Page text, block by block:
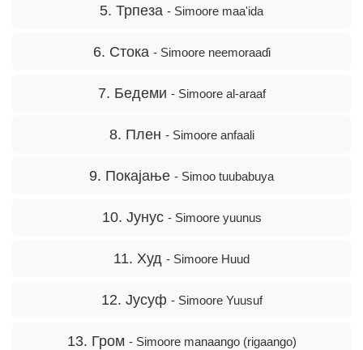
5. Трпеза - Simoore maa'ida
6. Стока - Simoore neemoraaɗi
7. Бедеми - Simoore al-araaf
8. Плен - Simoore anfaali
9. Покајање - Simoo tuubabuya
10. Јунус - Simoore yuunus
11. Худ - Simoore Huud
12. Јусуф - Simoore Yuusuf
13. Гром - Simoore manaango (rigaango)